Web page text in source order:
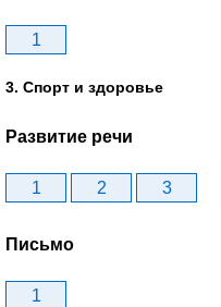
1
3. Спорт и здоровье
Развитие речи
1 2 3
Письмо
1